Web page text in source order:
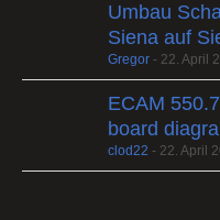
Umbau
Siena auf
Gregor - 22. April
ECAM
board
clod22 - 22. April